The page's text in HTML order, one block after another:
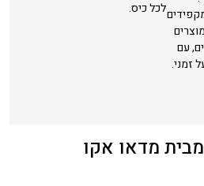
עם
זמני.
לכל כיס.
מדאו אקו